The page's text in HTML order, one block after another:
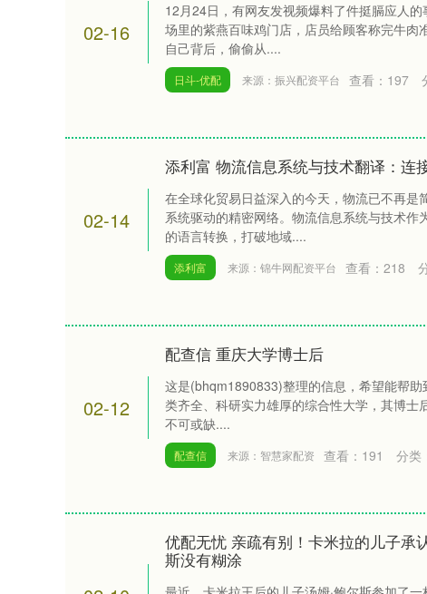
02-16
12月24日，有网友发视频爆料了件挺膈应人
场里的紫燕百味鸡门店，店员给顾客称完牛肉
自己背后，偷偷从....
日斗-优配 来源：振兴配资平台 查看： 197
02-14
添利富 物流信息系统与技术翻译：连
在全球化贸易日益深入的今天，物流已不再是
系统驱动的精密网络。物流信息系统与技术作
的语言转换，打破地域....
添利富 来源：锦牛网配资平台 查看： 218
02-12
配查信 重庆大学博士后
这是(bhqm1890833)整理的信息，希望能帮
类齐全、科研实力雄厚的综合性大学，其博士
不可或缺....
配查信 来源：智慧家配资 查看： 191 分类
优配无忧 亲疏有别！卡米拉的儿子承
斯没有糊涂